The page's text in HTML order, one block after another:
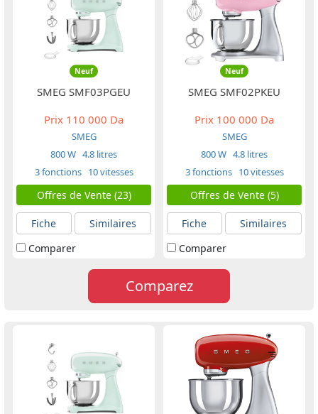
Neuf
SMEG SMF03PGEU
Prix 110 000 Da
SMEG
800 W 4.8 litres
3 fonctions 10 vitesses
Offres de Vente (23)
Fiche
Similaires
Comparer
Neuf
SMEG SMF02PKEU
Prix 100 000 Da
SMEG
800 W 4.8 litres
3 fonctions 10 vitesses
Offres de Vente (5)
Fiche
Similaires
Comparer
Comparez